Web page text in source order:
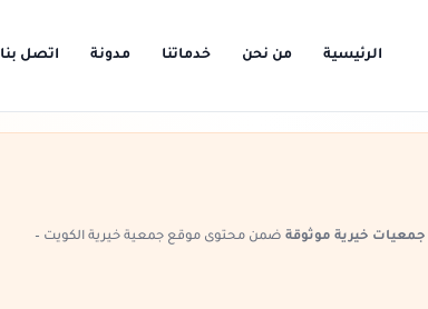
الرئيسية من نحن خدماتنا مدونة اتصل بنا
جمعيات خيرية موثوقة ضمن محتوى موقع جمعية خيرية الكويت –